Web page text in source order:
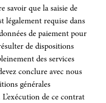
savoir que la saisie de
légalement requise dans
de paiement pour
de dispositions
des services
conclure avec nous
générales
de ce contrat